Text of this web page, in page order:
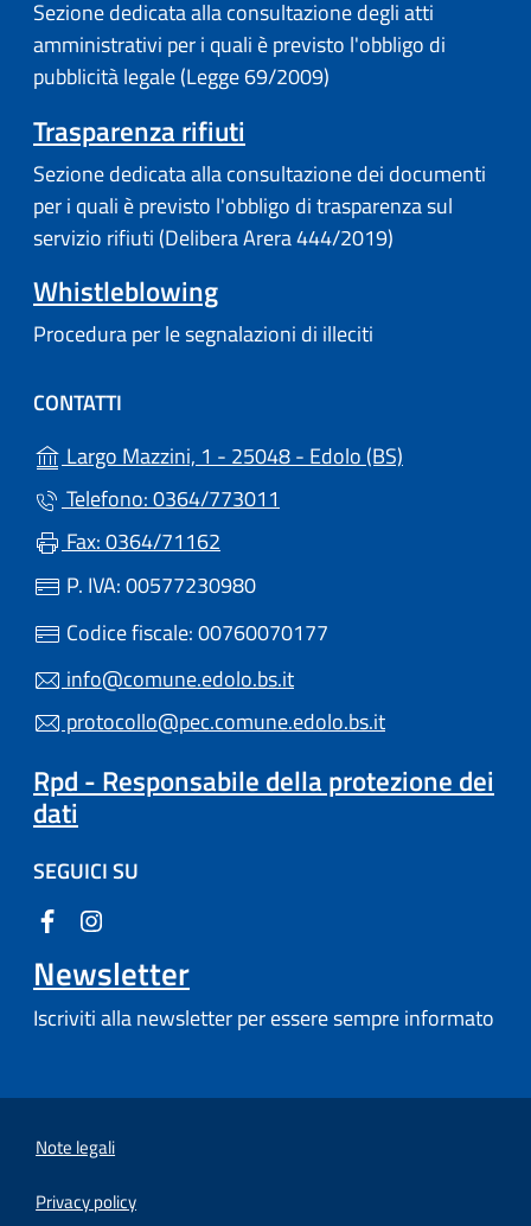
Sezione dedicata alla consultazione degli atti
amministrativi per i quali è previsto l'obbligo di
pubblicità legale (Legge 69/2009)
Trasparenza rifiuti
Sezione dedicata alla consultazione dei documenti
per i quali è previsto l'obbligo di trasparenza sul
servizio rifiuti (Delibera Arera 444/2019)
Whistleblowing
Procedura per le segnalazioni di illeciti
CONTATTI
Largo Mazzini, 1 - 25048 - Edolo (BS)
Telefono: 0364/773011
Fax: 0364/71162
P. IVA: 00577230980
Codice fiscale: 00760070177
info@comune.edolo.bs.it
protocollo@pec.comune.edolo.bs.it
Rpd - Responsabile della protezione dei
dati
SEGUICI SU
Newsletter
Iscriviti alla newsletter per essere sempre informato
Note legali
Privacy policy